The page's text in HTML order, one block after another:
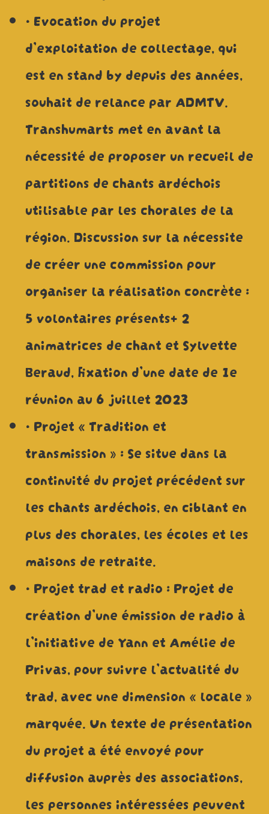
• Evocation du projet
d’exploitation de collectage, qui
est en stand by depuis des années,
souhait de relance par ADMTV.
Transhumarts met en avant la
nécessité de proposer un recueil de
partitions de chants ardéchois
utilisable par les chorales de la
région. Discussion sur la nécessite
de créer une commission pour
organiser la réalisation concrète :
5 volontaires présents+ 2
animatrices de chant et Sylvette
Beraud, fixation d’une date de 1e
réunion au 6 juillet 2023
• Projet « Tradition et
transmission » : Se situe dans la
continuité du projet précédent sur
les chants ardéchois, en ciblant en
plus des chorales, les écoles et les
maisons de retraite.
• Projet trad et radio : Projet de
création d’une émission de radio à
l’initiative de Yann et Amélie de
Privas, pour suivre l’actualité du
trad, avec une dimension « locale »
marquée. Un texte de présentation
du projet a été envoyé pour
diffusion auprès des associations,
les personnes intéressées peuvent